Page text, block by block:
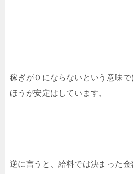
稼ぎが０にならないという意味
ほうが安定はしています。
逆に言うと、給料では決まった金